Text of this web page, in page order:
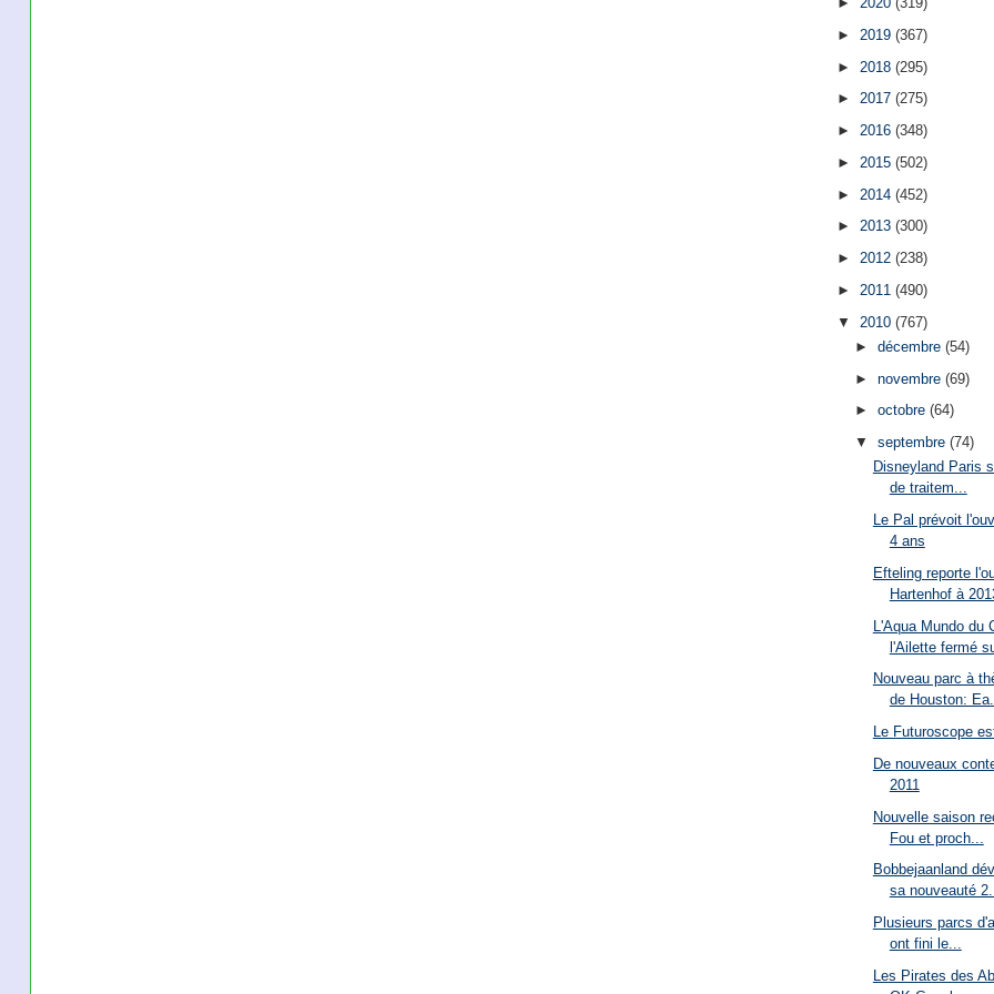
► 2019(367)
► 2018(295)
►2017(275)
►2016(348)
► 2015(502)
► 2014(452)
►2013(300)
►2012(238)
► 2011(490)
▼ 2010(767)
► décembre (54)
► novembre (69)
► octobre (64)
▼ septembre (74)
Disneyland Paris
de traitem...
Le Pal prévoit
4 ans
Efteling reporte
Hartenhof à
L'Aqua Mundo du
l'Ailette fermé
Nouveau parc à
de Houston:
Le Futuroscope
De nouveaux
2011
Nouvelle saison
Fou et proch...
Bobbejaanland
sa nouveauté
Plusieurs parcs
ont fini le...
Les Pirates des